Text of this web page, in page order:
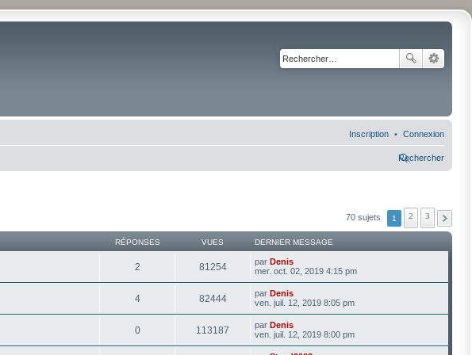
Connexion
Inscription
Rechercher
70 sujets 1 2 3
RÉPONSES VUES DERNIER MESSAGE
2 81254 par Denis
mer. oct. 02, 2019 4:15 pm
4 82444 par Denis
ven. juil. 12, 2019 8:05 pm
0 113187 par Denis
ven. juil. 12, 2019 8:00 pm